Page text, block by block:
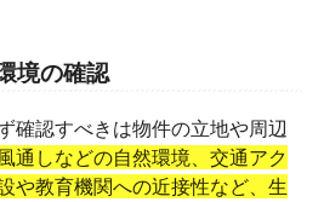
境の確認
確認すべきは物件の立地や周辺
通しなどの自然環境、交通アク
や教育機関への近接性など、生